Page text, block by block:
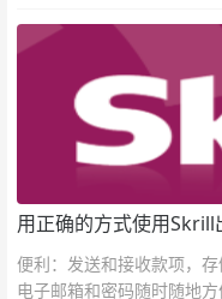
用正确的方式使用Skrill
便利：发送和接收款项，
电子邮箱和密码随时随地